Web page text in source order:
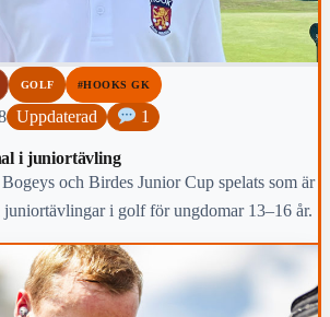
GOLF #HOOKS GK
Uppdaterad 1
i juniortävling
och Birdes Junior Cup spelats som är
juniortävlingar i golf för ungdomar 13–16 år.